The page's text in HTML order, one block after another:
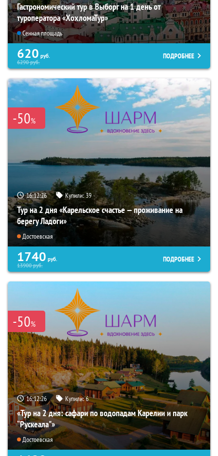
Гастрономический тур в Выборг на 1 день от
туроператора «ХохломаТур»
Сенная площадь
620 руб.
6290руб.
ПОДРОБНЕЕ
-50%
16:12:24 Купили:39
Тур на 2 дня «Карельское счастье — проживание на
берегу Ладоги»
Достоевская
1740 руб.
13900руб.
ПОДРОБНЕЕ
-50%
16:12:24 Купили:6
«Тур на 2 дня: сафари по водопадам Карелии и парк
“Рускеала"»
Достоевская